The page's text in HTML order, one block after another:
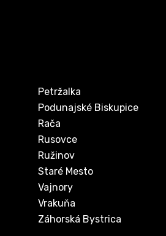
Petržalka
Podunajské Biskupice
Rača
Rusovce
Ružinov
Staré Mesto
Vajnory
Vrakuňa
Záhorská Bystrica